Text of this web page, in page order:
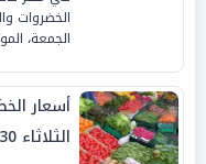
الخضروات
الجمعة، الموافق 3
أسعار
الثلاثاء 30-6-2026